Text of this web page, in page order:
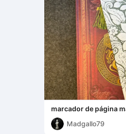
marcador de página
Madgallo79